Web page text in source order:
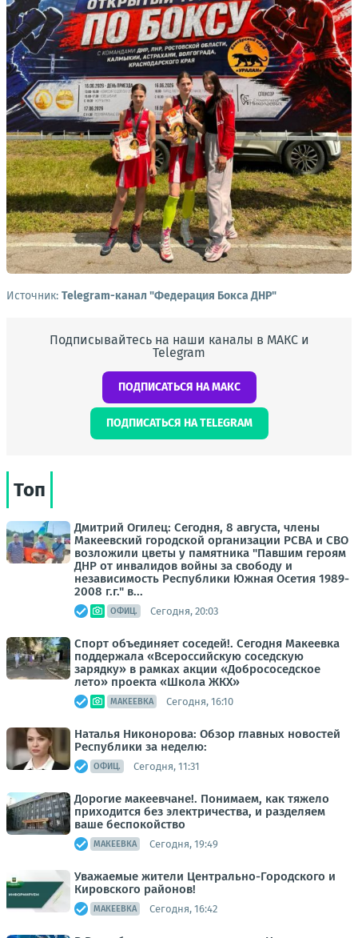
Источник: Telegram-канал "Федерация Бокса ДНР"
Подписывайтесь на наши каналы в МАКС и
Telegram
ПОДПИСАТЬСЯ НА МАКС
ПОДПИСАТЬСЯ НА TELEGRAM
Топ
Дмитрий Огилец: Сегодня, 8 августа, члены
Макеевский городской организации РСВА и СВО
возложили цветы у памятника "Павшим героям
ДНР от инвалидов войны за свободу и
независимость Республики Южная Осетия 1989-
2008 г.г." в...
ОФИЦ. Сегодня, 20:03
Спорт объединяет соседей!. Сегодня Макеевка
поддержала «Всероссийскую соседскую
зарядку» в рамках акции «Добрососедское
лето» проекта «Школа ЖКХ»
МАКЕЕВКА Сегодня, 16:10
Наталья Никонорова: Обзор главных новостей
Республики за неделю:
ОФИЦ. Сегодня, 11:31
Дорогие макеевчане!. Понимаем, как тяжело
приходится без электричества, и разделяем
ваше беспокойство
МАКЕЕВКА Сегодня, 19:49
Уважаемые жители Центрально-Городского и
Кировского районов!
МАКЕЕВКА Сегодня, 16:42